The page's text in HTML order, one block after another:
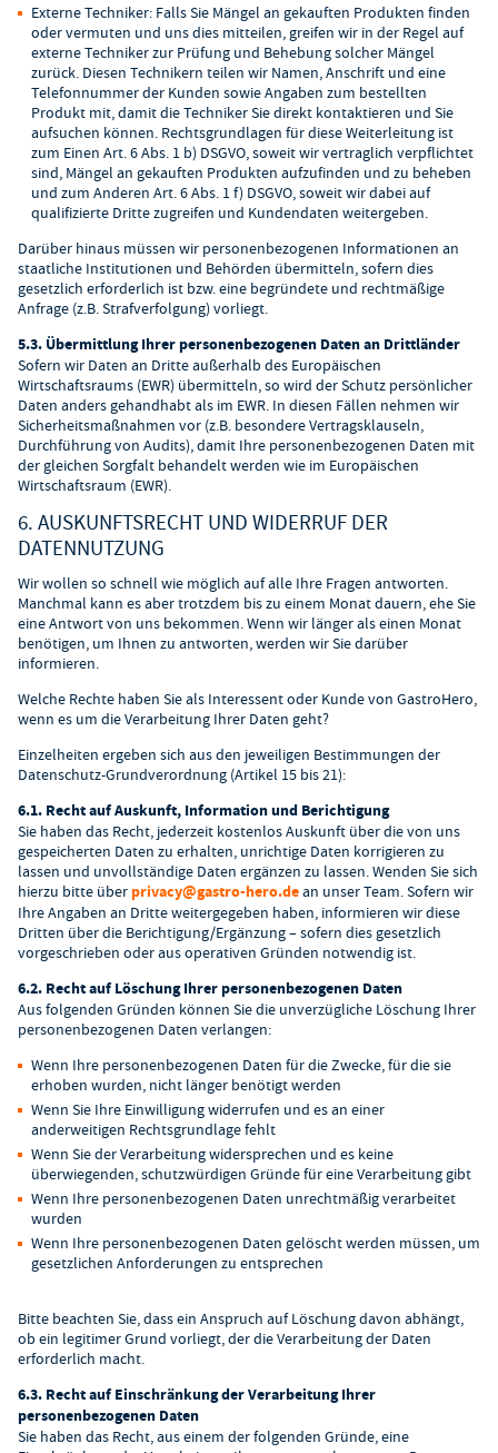
Externe Techniker: Falls Sie Mängel an gekauften Produkten finden
oder vermuten und uns dies mitteilen, greifen wir in der Regel auf
externe Techniker zur Prüfung und Behebung solcher Mängel
zurück. Diesen Technikern teilen wir Namen, Anschrift und eine
Telefonnummer der Kunden sowie Angaben zum bestellten
Produkt mit, damit die Techniker Sie direkt kontaktieren und Sie
aufsuchen können. Rechtsgrundlagen für diese Weiterleitung ist
zum Einen Art. 6 Abs. 1 b) DSGVO, soweit wir vertraglich verpflichtet
sind, Mängel an gekauften Produkten aufzufinden und zu beheben
und zum Anderen Art. 6 Abs. 1 f) DSGVO, soweit wir dabei auf
qualifizierte Dritte zugreifen und Kundendaten weitergeben.
Darüber hinaus müssen wir personenbezogenen Informationen an
staatliche Institutionen und Behörden übermitteln, sofern dies
gesetzlich erforderlich ist bzw. eine begründete und rechtmäßige
Anfrage (z.B. Strafverfolgung) vorliegt.
5.3. Übermittlung Ihrer personenbezogenen Daten an Drittländer
Sofern wir Daten an Dritte außerhalb des Europäischen
Wirtschaftsraums (EWR) übermitteln, so wird der Schutz persönlicher
Daten anders gehandhabt als im EWR. In diesen Fällen nehmen wir
Sicherheitsmaßnahmen vor (z.B. besondere Vertragsklauseln,
Durchführung von Audits), damit Ihre personenbezogenen Daten mit
der gleichen Sorgfalt behandelt werden wie im Europäischen
Wirtschaftsraum (EWR).
6. AUSKUNFTSRECHT UND WIDERRUF DER
DATENNUTZUNG
Wir wollen so schnell wie möglich auf alle Ihre Fragen antworten.
Manchmal kann es aber trotzdem bis zu einem Monat dauern, ehe Sie
eine Antwort von uns bekommen. Wenn wir länger als einen Monat
benötigen, um Ihnen zu antworten, werden wir Sie darüber
informieren.
Welche Rechte haben Sie als Interessent oder Kunde von GastroHero,
wenn es um die Verarbeitung Ihrer Daten geht?
Einzelheiten ergeben sich aus den jeweiligen Bestimmungen der
Datenschutz-Grundverordnung (Artikel 15 bis 21):
6.1. Recht auf Auskunft, Information und Berichtigung
Sie haben das Recht, jederzeit kostenlos Auskunft über die von uns
gespeicherten Daten zu erhalten, unrichtige Daten korrigieren zu
lassen und unvollständige Daten ergänzen zu lassen. Wenden Sie sich
hierzu bitte überprivacy@gastro-hero.dean unser Team. Sofern wir
Ihre Angaben an Dritte weitergegeben haben, informieren wir diese
Dritten über die Berichtigung/Ergänzung – sofern dies gesetzlich
vorgeschrieben oder aus operativen Gründen notwendig ist.
6.2. Recht auf Löschung Ihrer personenbezogenen Daten
Aus folgenden Gründen können Sie die unverzügliche Löschung Ihrer
personenbezogenen Daten verlangen:
Wenn Ihre personenbezogenen Daten für die Zwecke, für die sie
erhoben wurden, nicht länger benötigt werden
Wenn Sie Ihre Einwilligung widerrufen und es an einer
anderweitigen Rechtsgrundlage fehlt
Wenn Sie der Verarbeitung widersprechen und es keine
überwiegenden, schutzwürdigen Gründe für eine Verarbeitung gibt
Wenn Ihre personenbezogenen Daten unrechtmäßig verarbeitet
wurden
Wenn Ihre personenbezogenen Daten gelöscht werden müssen, um
gesetzlichen Anforderungen zu entsprechen
Bitte beachten Sie, dass ein Anspruch auf Löschung davon abhängt,
ob ein legitimer Grund vorliegt, der die Verarbeitung der Daten
erforderlich macht.
6.3. Recht auf Einschränkung der Verarbeitung Ihrer
personenbezogenen Daten
Sie haben das Recht, aus einem der folgenden Gründe, eine